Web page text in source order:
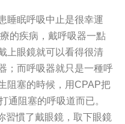
睡眠呼吸中止是很幸運
的疾病，戴呼吸器一點
上眼鏡就可以看得很清
；而呼吸器就只是一種呼
阻塞的時候，用CPAP把
通阻塞的呼吸道而已。
習慣了戴眼鏡，取下眼鏡